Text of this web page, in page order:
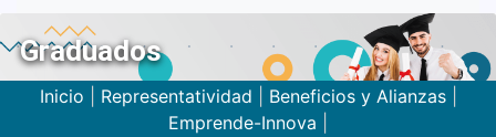
Graduados
Inicio Representatividad Beneficios y Alianzas|
Emprende-Innova